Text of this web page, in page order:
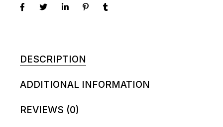
DESCRIPTION
ADDITIONAL INFORMATION
REVIEWS (0)